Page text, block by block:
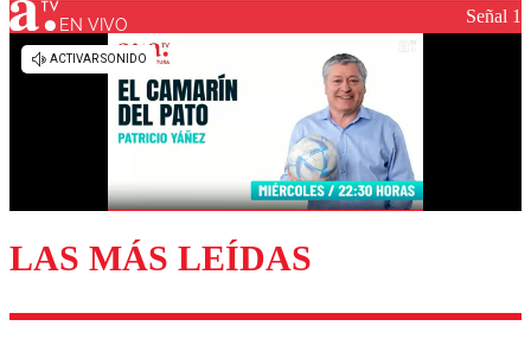
Los comentarios son moderados para garantizar un
diálogo respetuoso.
Enviar comentario
EN VIVO Señal 1
LAS MÁS LEÍDAS